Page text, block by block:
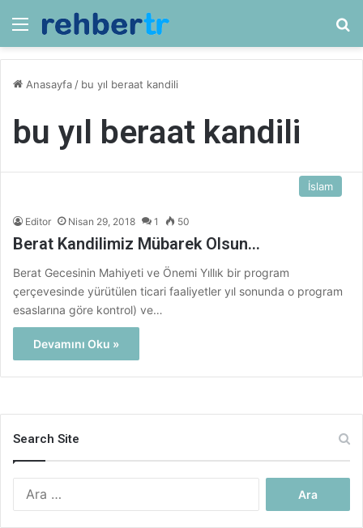
Menü
Anasayfa / bu yıl beraat kandili
bu yıl beraat kandili
İslam
Editor Nisan 29, 2018 1 50
Berat Kandilimiz Mübarek Olsun…
Berat Gecesinin Mahiyeti ve Önemi Yıllık bir program
çerçevesinde yürütülen ticari faaliyetler yıl sonunda o program
esaslarına göre kontrol) ve…
Devamını Oku »
Search Site